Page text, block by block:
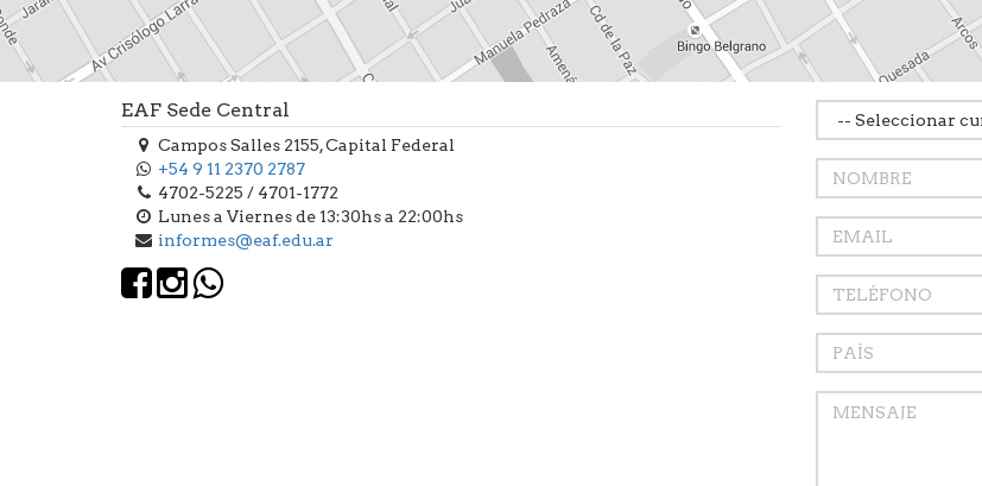
EAF Sede Central
Campos Salles 2155, Capital Federal
+54 9 11 2370 2787
4702-5225 / 4701-1772
Lunes a Viernes de 13:30hs a 22:00hs
informes@eaf.edu.ar